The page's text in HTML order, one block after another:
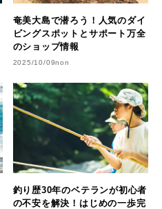
奄美大島で潜ろう！人気のダイ
ビングスポットとサポート万全
のショップ情報
2025/10/09non
釣り歴30年のベテランが初心者
の不安を解決！はじめの一歩完